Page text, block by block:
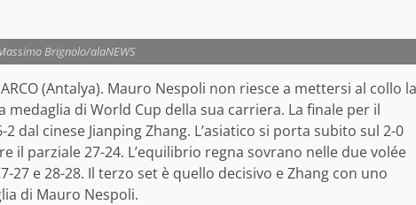
Brignolo/alaNEWS
ARCO (Antalya). Mauro Nespoli non riesce a mettersi al collo la
medaglia di World Cup della sua carriera. La finale per il
dal cinese Jianping Zhang. L’asiatico si porta subito sul 2-0
il parziale 27-24. L’equilibrio regna sovrano nelle due volée
27 e 28-28. Il terzo set è quello decisivo e Zhang con uno
di Mauro Nespoli.